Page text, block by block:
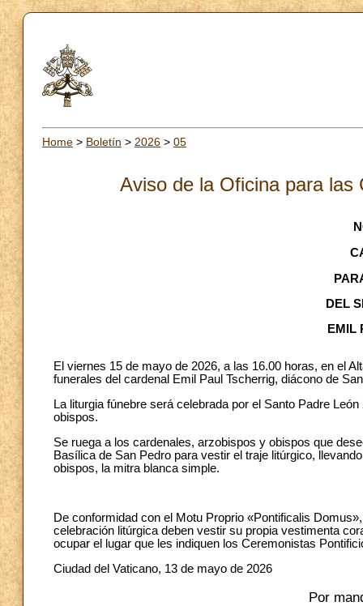
Home > Boletín > 2026 > 05
Aviso de la Oficina para las
DEL
EMIL
El viernes 15 de mayo de 2026, a las 16.00 horas, en el
funerales del cardenal Emil Paul Tscherrig, diácono de
La liturgia fúnebre será celebrada por el Santo Padre
obispos.
Se ruega a los cardenales, arzobispos y obispos que
Basílica de San Pedro para vestir el traje litúrgico,
obispos, la mitra blanca simple.
De conformidad con el Motu Proprio «Pontificalis
celebración litúrgica deben vestir su propia vestimenta
ocupar el lugar que les indiquen los Ceremonistas
Ciudad del Vaticano, 13 de mayo de 2026
Por